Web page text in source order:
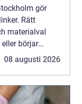
gör
Rätt
materialval
börjar
08 augusti 2026